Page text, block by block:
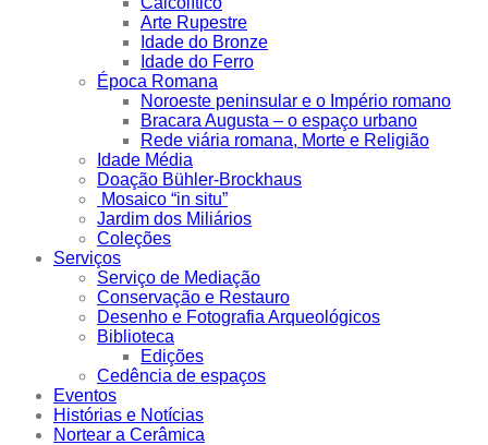
Arte Rupestre
Idade do Bronze
Idade do Ferro
Época Romana
Noroeste peninsular e o Império romano
Bracara Augusta – o espaço urbano
Rede viária romana, Morte e Religião
Idade Média
Doação Bühler-Brockhaus
Mosaico “in situ”
Jardim dos Miliários
Coleções
Serviços
Serviço de Mediação
Conservação e Restauro
Desenho e Fotografia Arqueológicos
Biblioteca
Edições
Cedência de espaços
Eventos
Histórias e Notícias
Nortear a Cerâmica